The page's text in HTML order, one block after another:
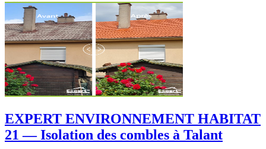
EXPERT ENVIRONNEMENT HABITAT
21 — Isolation des combles à Talant